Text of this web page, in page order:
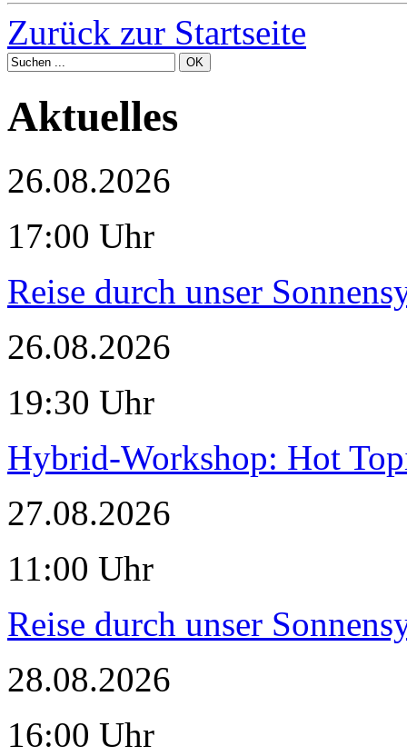
Zurück zur Startseite
Aktuelles
26.08.2026
17:00 Uhr
Reise durch unser
26.08.2026
19:30 Uhr
Hybrid-Workshop: Hot
27.08.2026
11:00 Uhr
Reise durch unser
28.08.2026
16:00 Uhr